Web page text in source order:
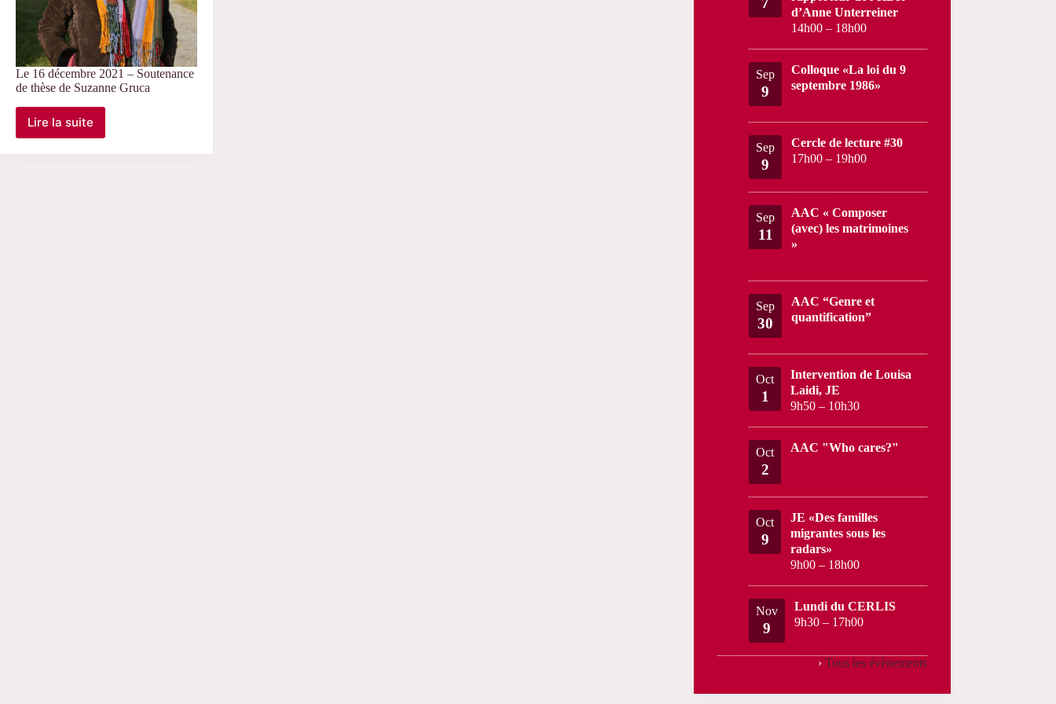
Le 16 décembre 2021 – Soutenance
de thèse de Suzanne Gruca
Lire la suite
Le
d’Anne Unterreiner
14h00 – 18h00
Sep
9
Colloque «La loi du 9
septembre 1986»
Sep
9
Cercle de lecture #30
17h00 – 19h00
Sep
11
AAC « Composer
(avec) les matrimoines
»
Sep
30
AAC “Genre et
quantification”
Oct
1
Intervention de Louisa
Laidi, JE
9h50 – 10h30
Oct
2
AAC "Who cares?"
Oct
9
JE «Des familles
migrantes sous les
radars»
9h00 – 18h00
Nov
9
Lundi du CERLIS
9h30 – 17h00
› Tous les évènements